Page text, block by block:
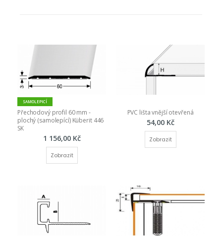
SAMOLEPICÍ
Přechodový profil 60 mm -
plochý (samolepící) Küberit 446
SK
1 156,00 Kč
Zobrazit
PVC lišta vnější otevřená
54,00 Kč
Zobrazit